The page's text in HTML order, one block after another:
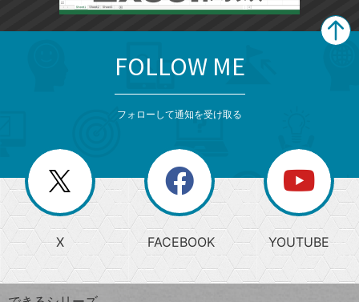
じ
る
search
検
索
上
昇
ワ
閉
じ
る
ー
か
ら
探
す
FOLLOW ME
フォローして通知を受け取る
X FACEBOOK YOUTUBE